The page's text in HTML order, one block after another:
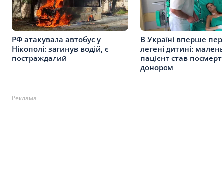
РФ атакувала автобус у
Нікополі: загинув водій, є
постраждалий
В Україні вперше
легені дитині:
пацієнт став
донором
Реклама